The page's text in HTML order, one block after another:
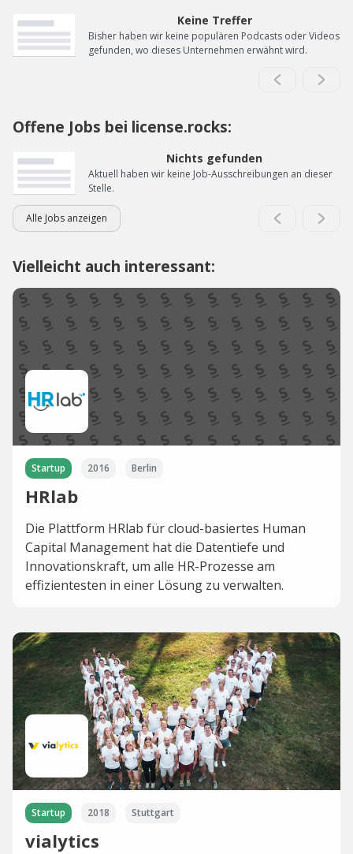
Keine Treffer
Bisher haben wir keine populären Podcasts oder Videos
gefunden, wo dieses Unternehmen erwähnt wird.
Offene Jobs bei license.rocks:
Nichts gefunden
Aktuell haben wir keine Job-Ausschreibungen an dieser
Stelle.
Alle Jobs anzeigen
Vielleicht auch interessant:
Startup 2016 Berlin
HRlab
Die Plattform HRlab für cloud-basiertes Human
Capital Management hat die Datentiefe und
Innovationskraft, um alle HR-Prozesse am
effizientesten in einer Lösung zu verwalten.
Startup 2018 Stuttgart
vialytics